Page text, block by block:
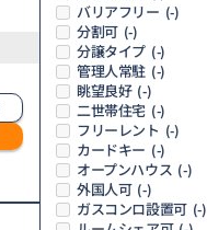
バリアフリー (-)
分割可 (-)
分譲タイプ (-)
管理人常駐 (-)
眺望良好 (-)
二世帯住宅 (-)
フリーレント (-)
カードキー (-)
オープンハウス (-)
外国人可 (-)
ガスコンロ設置可 (-)